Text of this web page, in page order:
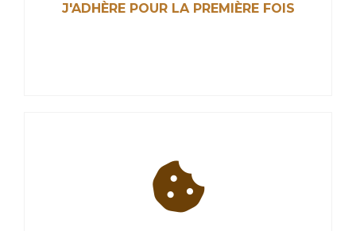
J'ADHÈRE POUR LA PREMIÈRE FOIS
J'ADHÈRE POUR LA PREMIÈRE FOIS